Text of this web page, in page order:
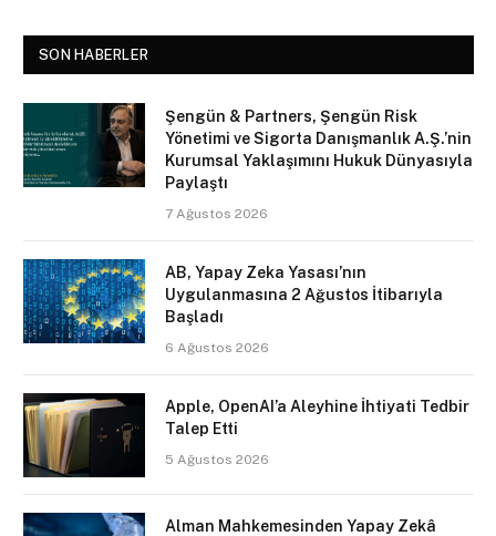
SON HABERLER
Şengün & Partners, Şengün Risk
Yönetimi ve Sigorta Danışmanlık A.Ş.’nin
Kurumsal Yaklaşımını Hukuk Dünyasıyla
Paylaştı
7 Ağustos 2026
AB, Yapay Zeka Yasası’nın
Uygulanmasına 2 Ağustos İtibarıyla
Başladı
6 Ağustos 2026
Apple, OpenAI’a Aleyhine İhtiyati Tedbir
Talep Etti
5 Ağustos 2026
Alman Mahkemesinden Yapay Zekâ